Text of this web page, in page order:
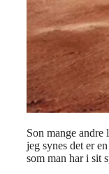
Son mange
jeg synes det er
som man har i sit